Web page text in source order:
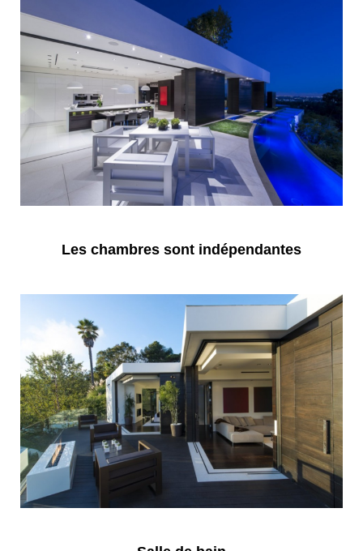
Les chambres sont indépendantes